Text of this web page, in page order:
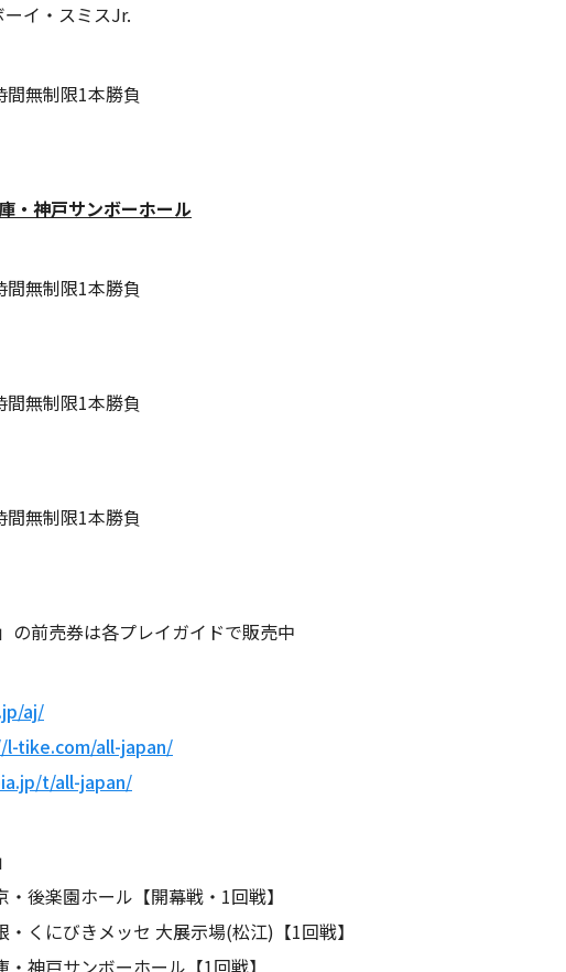
イ・スミスJr.
無制限1本勝負
・神戸サンボーホール
無制限1本勝負
無制限1本勝負
無制限1本勝負
の前売券は各プレイガイドで販売中
aj/
tike.com/all-japan/
t/all-japan/
楽園ホール【開幕戦・1回戦】
にびきメッセ 大展示場(松江)【1回戦】
戸サンボーホール【1回戦】